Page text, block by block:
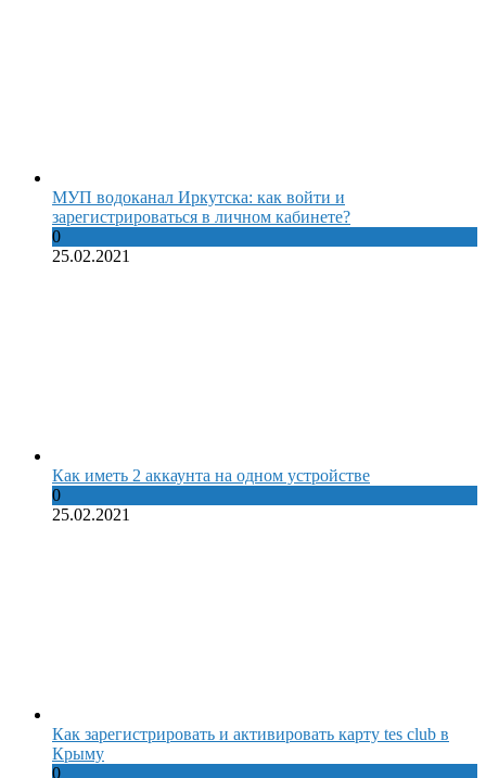
МУП водоканал Иркутска: как войти и
зарегистрироваться в личном кабинете?
0
25.02.2021
Как иметь 2 аккаунта на одном устройстве
0
25.02.2021
Как зарегистрировать и активировать карту tes club в
Крыму
0